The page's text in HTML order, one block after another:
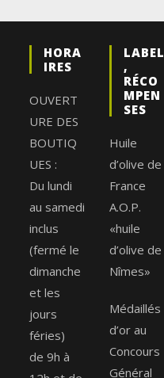
HORA
IRES
OUVERT
URE DES
BOUTIQ
UES :
Du lundi
au samedi
inclus
(fermé le
dimanche
et les
jours
féries)
de 9h à
LABEL
,
RÉCO
MPEN
SES
Huile
d’olive de
France
A.O.P.
«huile
d’olive de
Nîmes»
Médaillés
d’or au
Concours
Général